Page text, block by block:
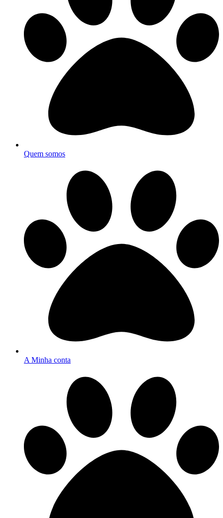
Quem somos
A Minha conta